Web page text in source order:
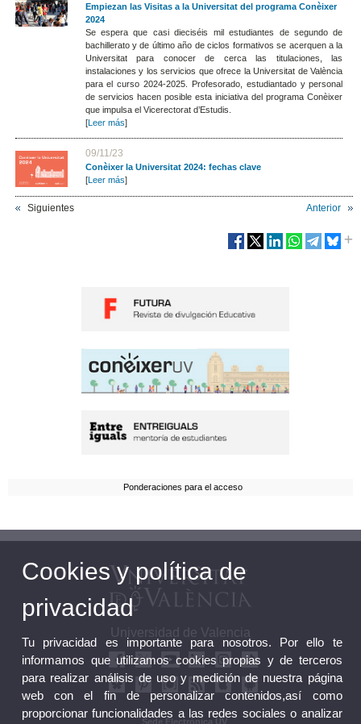
Empiezan las Visitas a la Universitat del programa Conèixer
2024
Se espera que casi dieciséis mil estudiantes de segundo de
bachillerato y de último año de ciclos formativos se acerquen a la
Universitat para conocer de cerca las titulaciones, las
instalaciones y los servicios que ofrece la Universitat de València
para el curso 2024-2025. Profesorado, estudiantado y personal
de servicios hacen posible esta iniciativa del programa Conèixer
que impulsa el Vicerectorat d’Estudis.
[Leer más]
09/11/23
Conèixer la Universitat 2024: fechas clave
[Leer más]
Siguientes Anterior
Ponderaciones para el acceso
Universidad de Valencia
Sede Electrónica UV
Cookies y política de
privacidad
Tu privacidad es importante para nosotros. Por ello te
informamos que utilizamos cookies propias y de terceros
para realizar análisis de uso y medición de nuestra página
web con el fin de personalizar contenidos,así como
proporcionar funcionalidades a las redes sociales o analizar